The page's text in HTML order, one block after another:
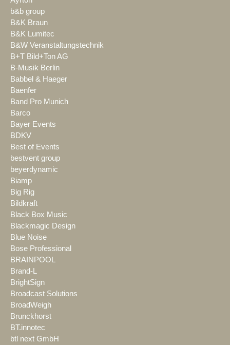
b&b group
B&K Braun
B&K Lumitec
B&W Veranstaltungstechnik
B+T Bild+Ton AG
B-Musik Berlin
Babbel & Haeger
Baenfer
Band Pro Munich
Barco
Bayer Events
BDKV
Best of Events
bestvent group
beyerdynamic
Biamp
Big Rig
Bildkraft
Black Box Music
Blackmagic Design
Blue Noise
Bose Professional
BRAINPOOL
Brand-L
BrightSign
Broadcast Solutions
BroadWeigh
Brunckhorst
BT.innotec
btl next GmbH